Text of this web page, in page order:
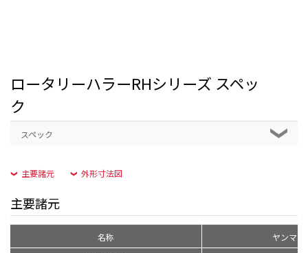
ロータリーハラーRHシリーズ スペッ
ク
スペック
主要諸元 外形寸法図
主要諸元
名称
ヤンマ